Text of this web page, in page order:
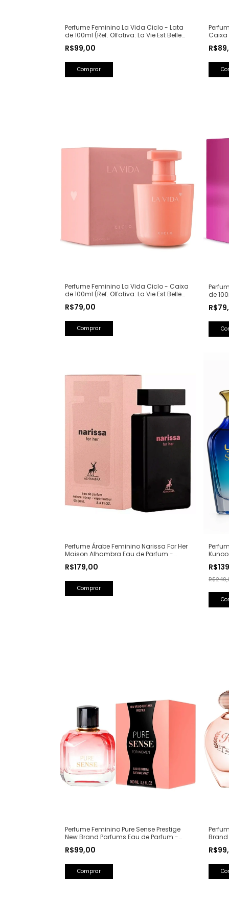
Perfume Feminino La Vida Ciclo - Lata
de 100ml (Ref. Olfativa: La Vie Est Belle
R$99,00
Caixa
Perfume Feminino La Vida Ciclo - Caixa
de 100ml (Ref. Olfativa: La Vie Est Belle
Lancôme)
R$79,00
de
Perfume Árabe Feminino Narissa For Her
Maison Alhambra Eau de Parfum -
For Her)
R$179,00
Perfume Feminino Pure Sense Prestige
New Brand Parfums Eau de Parfum -
Rabanne)
R$99,00
Brand